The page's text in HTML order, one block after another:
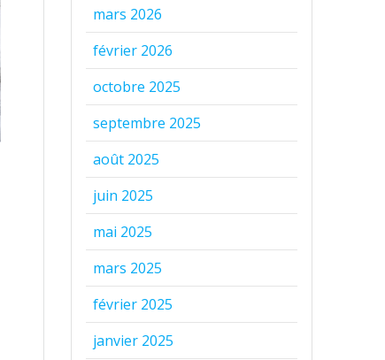
mars 2026
février 2026
octobre 2025
septembre 2025
août 2025
juin 2025
mai 2025
mars 2025
février 2025
janvier 2025